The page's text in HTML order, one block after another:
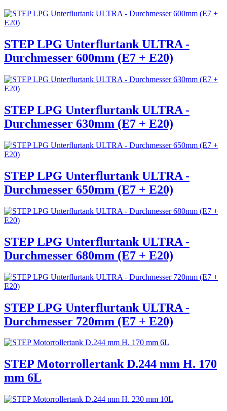
STEP LPG Unterflurtank ULTRA -
Durchmesser 600mm (E7 + E20)
STEP LPG Unterflurtank ULTRA -
Durchmesser 630mm (E7 + E20)
STEP LPG Unterflurtank ULTRA -
Durchmesser 650mm (E7 + E20)
STEP LPG Unterflurtank ULTRA -
Durchmesser 680mm (E7 + E20)
STEP LPG Unterflurtank ULTRA -
Durchmesser 720mm (E7 + E20)
STEP Motorrollertank D.244 mm H. 170
mm 6L